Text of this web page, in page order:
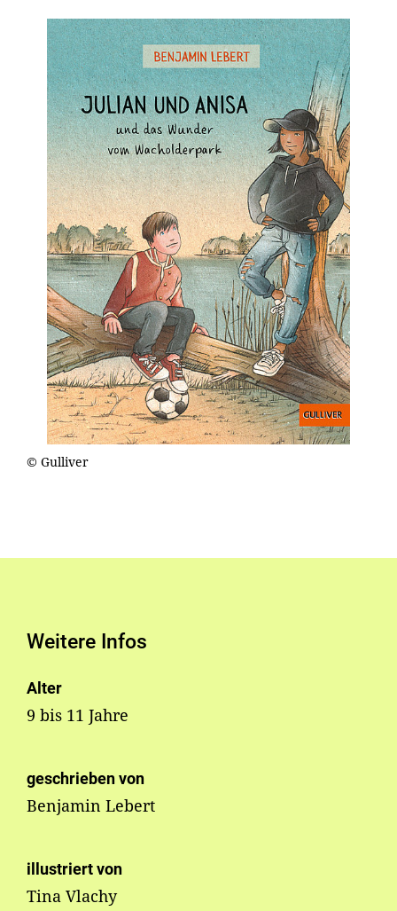
© Gulliver
Weitere Infos
Alter
9 bis 11 Jahre
geschrieben von
Benjamin Lebert
illustriert von
Tina Vlachy